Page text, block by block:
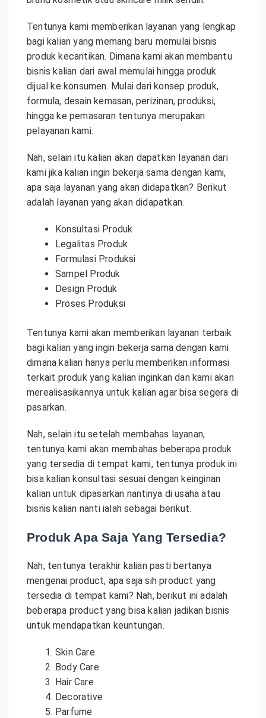
Tentunya kami memberikan layanan yang lengkap
bagi kalian yang memang baru memulai bisnis
produk kecantikan. Dimana kami akan membantu
bisnis kalian dari awal memulai hingga produk
dijual ke konsumen. Mulai dari konsep produk,
formula, desain kemasan, perizinan, produksi,
hingga ke pemasaran tentunya merupakan
pelayanan kami.
Nah, selain itu kalian akan dapatkan layanan dari
kami jika kalian ingin bekerja sama dengan kami,
apa saja layanan yang akan didapatkan? Berikut
adalah layanan yang akan didapatkan.
Konsultasi Produk
Legalitas Produk
Formulasi Produksi
Sampel Produk
Design Produk
Proses Produksi
Tentunya kami akan memberikan layanan terbaik
bagi kalian yang ingin bekerja sama dengan kami
dimana kalian hanya perlu memberikan informasi
terkait produk yang kalian inginkan dan kami akan
merealisasikannya untuk kalian agar bisa segera di
pasarkan.
Nah, selain itu setelah membahas layanan,
tentunya kami akan membahas beberapa produk
yang tersedia di tempat kami, tentunya produk ini
bisa kalian konsultasi sesuai dengan keinginan
kalian untuk dipasarkan nantinya di usaha atau
bisnis kalian nanti ialah sebagai berikut.
Produk Apa Saja Yang Tersedia?
Nah, tentunya terakhir kalian pasti bertanya
mengenai product, apa saja sih product yang
tersedia di tempat kami? Nah, berikut ini adalah
beberapa product yang bisa kalian jadikan bisnis
untuk mendapatkan keuntungan.
Skin Care
Body Care
Hair Care
Decorative
Parfume